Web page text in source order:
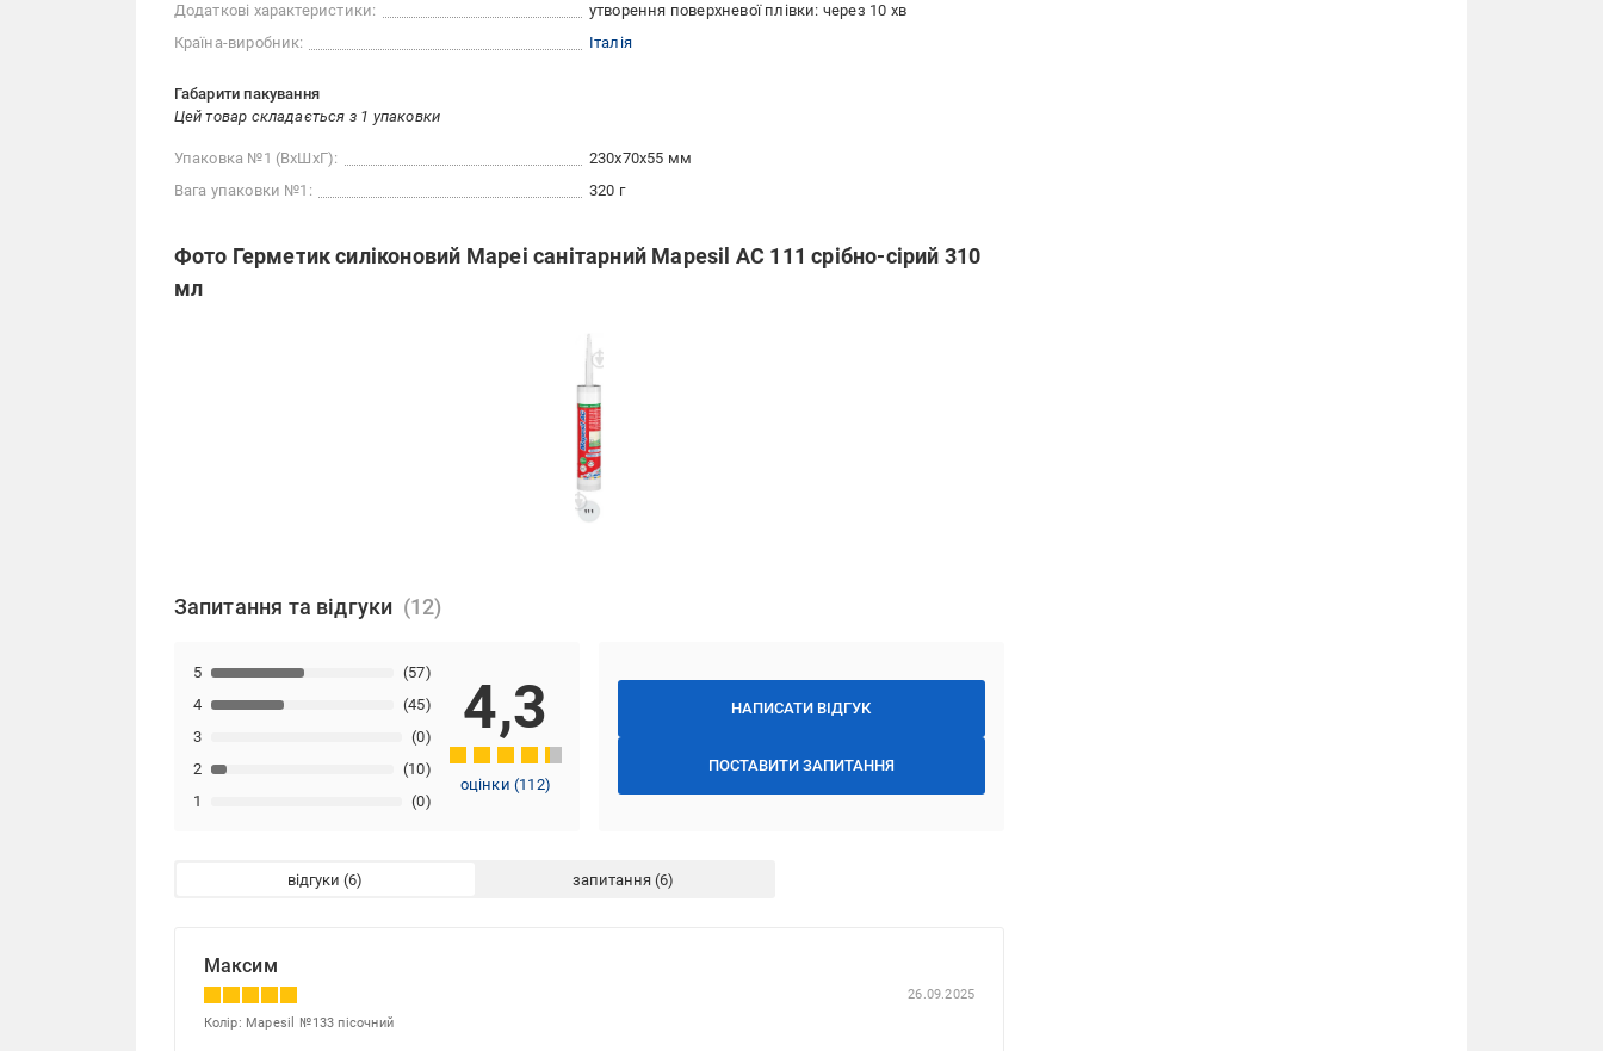
Додаткові характеристики:
утворення поверхневої плівки: через 10 хв
Країна-виробник:
Італія
Габарити пакування
Цей товар складається з 1 упаковки
Упаковка №1 (ВхШхГ):
230x70x55 мм
Вага упаковки №1:
320 г
Фото Герметик силіконовий Mapei санітарний Mapesil AC 111 срібно-сірий 310
мл
Запитання та відгуки
НАПИСАТИ ВІДГУК
ПОСТАВИТИ ЗАПИТАННЯ
1 (0)
2 (10)
3 (0)
4 (45)
5 (57)
4,3
оцінки (112)
відгуки запитання
Максим
26.09.2025
Колір: Mapesil №133 пісочний